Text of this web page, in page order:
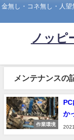
金無し・コネ無し・人
ノッピ
メンテナンスの
作業環境
か